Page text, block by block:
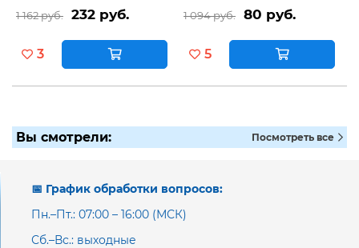
1 162 руб. 232 руб.
3
1 094 руб. 80 руб.
5
Вы смотрели: Посмотреть все
📅 График обработки вопросов:
Пн.–Пт.: 07:00 – 16:00 (МСК)
Сб.–Вс.: выходные